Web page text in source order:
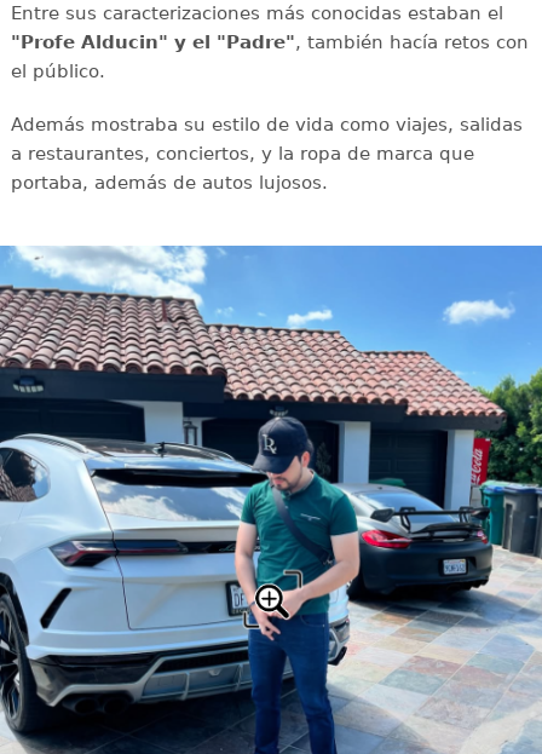
Entre sus caracterizaciones más conocidas estaban el
"Profe Alducin" y el "Padre", también hacía retos con
el público.
Además mostraba su estilo de vida como viajes, salidas
a restaurantes, conciertos, y la ropa de marca que
portaba, además de autos lujosos.